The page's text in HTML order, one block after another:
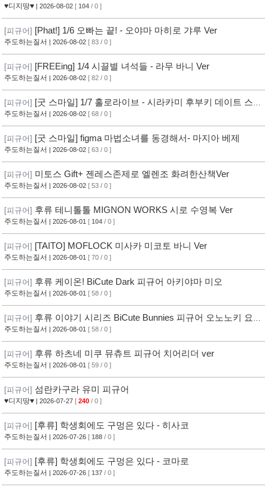
♥디지땅♥ | 2026-08-02 [ 104 / 0 ]
[피규어] [Phat!] 1/6 오빠는 끝! - 오야마 마히로 갸루 Ver
주도하는질서 | 2026-08-02 [ 83 / 0 ]
[피규어] [FREEing] 1/4 시끌별 녀석들 - 라무 바니 Ver
주도하는질서 | 2026-08-02 [ 82 / 0 ]
[피규어] [굿 스마일] 1/7 홀로라이브 - 시라카미 후부키 데이트 스타
일 사복 의상
주도하는질서 | 2026-08-02 [ 68 / 0 ]
[피규어] [굿 스마일] figma 마법소녀를 동경해서- 마지아 베제
주도하는질서 | 2026-08-02 [ 63 / 0 ]
[피규어] 미토스 Gift+ 젠레스존제로 엘렌조 화려한산책Ver
주도하는질서 | 2026-08-02 [ 53 / 0 ]
[피규어] 후류 테니톨톨 MIGNON WORKS 시로 수영복 Ver
주도하는질서 | 2026-08-01 [ 104 / 0 ]
[피규어] [TAITO] MOFLOCK 미사카 미코토 바니 Ver
주도하는질서 | 2026-08-01 [ 70 / 0 ]
[피규어] 후류 케이온! BiCute Dark 피규어 아키야마 미오
주도하는질서 | 2026-08-01 [ 58 / 0 ]
[피규어] 후류 이야기 시리즈 BiCute Bunnies 피규어 오노노키 요츠
기
주도하는질서 | 2026-08-01 [ 58 / 0 ]
[피규어] 후류 하츠네 미쿠 뮤츄트 피규어 치어리더 ver
주도하는질서 | 2026-08-01 [ 59 / 0 ]
[피규어] 섬란카구라 유미 피규어
♥디지땅♥ | 2026-07-27 [ 240 / 0 ]
[피규어] [후류] 학생회에도 구멍은 있다 - 히사코
주도하는질서 | 2026-07-26 [ 188 / 0 ]
[피규어] [후류] 학생회에도 구멍은 있다 - 코마로
주도하는질서 | 2026-07-26 [ 137 / 0 ]